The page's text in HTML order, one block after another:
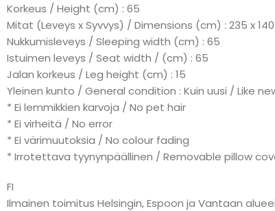
Korkeus / Height (cm) : 65
Mitat (Leveys x Syvvys) / Dimensions (cm) : 235 x 140
Nukkumisleveys / Sleeping width (cm) : 65
Istuimen leveys / Seat width / (cm) : 65
Jalan korkeus / Leg height (cm) : 15
Yleinen kunto / General condition : Kuin uusi / Like
* Ei lemmikkien karvoja / No pet hair
* Ei virheitä / No error
* Ei värimuutoksia / No colour fading
* Irrotettava tyynynpäällinen / Removable pillow
FI
Ilmainen toimitus Helsingin, Espoon ja Vantaan